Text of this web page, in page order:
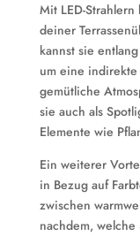
Mit LED-
deiner
kannst sie
um eine
gemütliche
sie auch als
Elemente wie
Ein weiterer
in Bezug auf
zwischen
nachdem,